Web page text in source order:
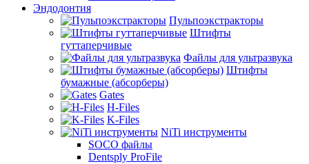
Эндодонтия
Пульпоэкстракторы
Штифты
гуттаперчивые
Файлы для ультразвука
Штифты
бумажные (абсорберы)
Gates
H-Files
K-Files
NiTi инструменты
SOCO файлы
Dentsply ProFile